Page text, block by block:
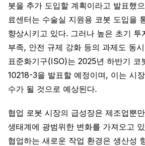
봇을 추가 도입할 계획이라고 발표했
료센터는 수술실 지원용 코봇 도입을
향상시키고 있다. 그러나 높은 초기 투
부족, 안전 규제 강화 등의 과제도 동
표준화기구(ISO)는 2025년 하반기 코
10218-3을 발표할 예정이며, 이는 시
수가 될 것으로 예상된다.
협업 로봇 시장의 급성장은 제조업뿐
생태계에 광범위한 변화를 가져오고
협업하는 새로운 작업 환경은 생산성